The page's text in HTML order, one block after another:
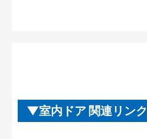
室内ドア 関連リンク